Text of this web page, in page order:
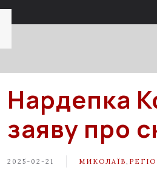
Нардепка
заяву про
2025-02-21 МИКОЛАЇВ